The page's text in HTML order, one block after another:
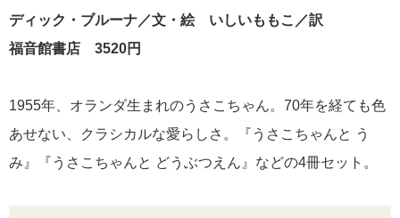
ディック・ブルーナ／文・絵 いしいももこ／訳
福音館書店 3520円
1955年、オランダ生まれのうさこちゃん。70年を経ても色
あせない、クラシカルな愛らしさ。『うさこちゃんと う
み』『うさこちゃんと どうぶつえん』などの4冊セット。